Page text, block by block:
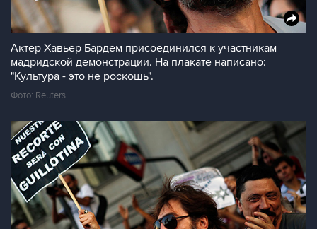
Актер Хавьер Бардем присоединился к участникам
мадридской демонстрации. На плакате написано:
"Культура - это не роскошь".
Фото: Reuters